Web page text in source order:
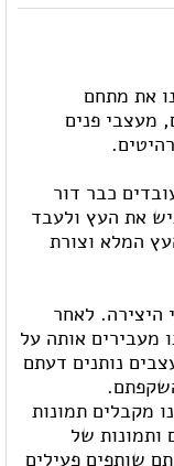
את מתחם
מעצבי פנים
כבר דור
את העץ ולעבד
המלא וצורת
היצירה. לאחר
מעבירים אותה על
נותנים דעתם
מקבלים תמונות
ותמונות של
שותפים פעילים